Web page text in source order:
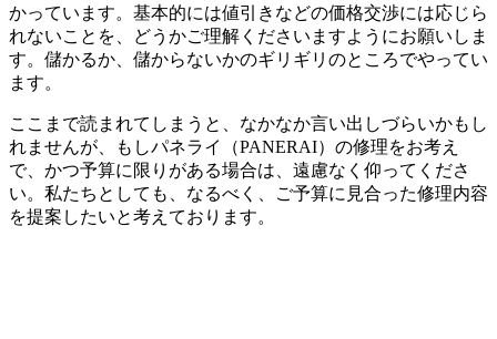
かっています。基本的には値引きなどの価格交渉には応じら
れないことを、どうかご理解くださいますようにお願いしま
す。儲かるか、儲からないかのギリギリのところでやってい
ます。
ここまで読まれてしまうと、なかなか言い出しづらいかもし
れませんが、もしパネライ（PANERAI）の修理をお考え
で、かつ予算に限りがある場合は、遠慮なく仰ってくださ
い。私たちとしても、なるべく、ご予算に見合った修理内容
を提案したいと考えております。